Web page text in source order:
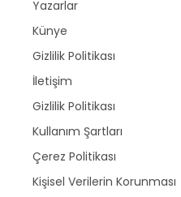
Yazarlar
Künye
Gizlilik Politikası
İletişim
Gizlilik Politikası
Kullanım Şartları
Çerez Politikası
Kişisel Verilerin Korunması